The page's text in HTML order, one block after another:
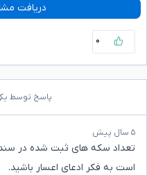
دریافت
۰
پاسخ توسط یکی
۵ سال پیش
تعداد سکه های ثبت شده در
است به فکر ادعای اعسار باشید.